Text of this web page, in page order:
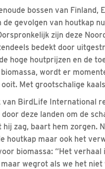
bossen van Finland,
de gevolgen van houtkap
zijn deze
bedekt door
hoge houtprijzen en de
wordt er
ooit. Met grootschalige
van BirdLife International
deze landen om de
hij zag, baart hem zorgen.
houtkap maar ook het
biomassa: “Het verhaal
wegrot als we het niet